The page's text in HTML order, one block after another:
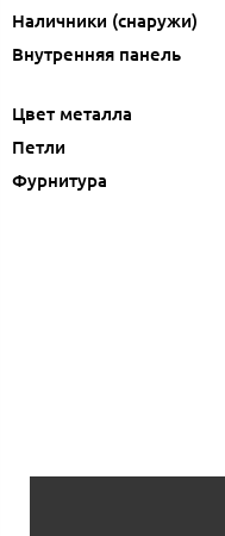
Наличники (снаружи)
Внутренняя панель
Цвет металла
Петли
Фурнитура